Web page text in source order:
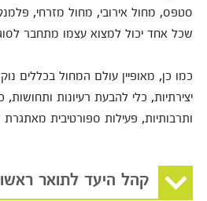
סטפס, מחול אירובי, מחול מזרחי,
שכל אחד יכול למצוא עצמו מתחבר
כמו כן, מאופיין עולם המחול בכללים
יצירתיות, כלי להבעת רעיונות ותחושות,
ותרבותיות, פעילות ספורטיבית מאתגרת
קהל היעד לתואר